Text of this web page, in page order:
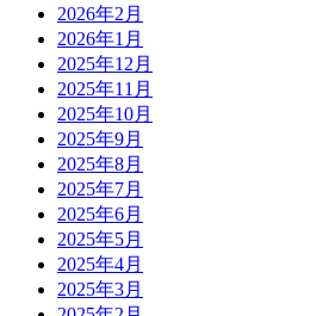
2026年2月
2026年1月
2025年12月
2025年11月
2025年10月
2025年9月
2025年8月
2025年7月
2025年6月
2025年5月
2025年4月
2025年3月